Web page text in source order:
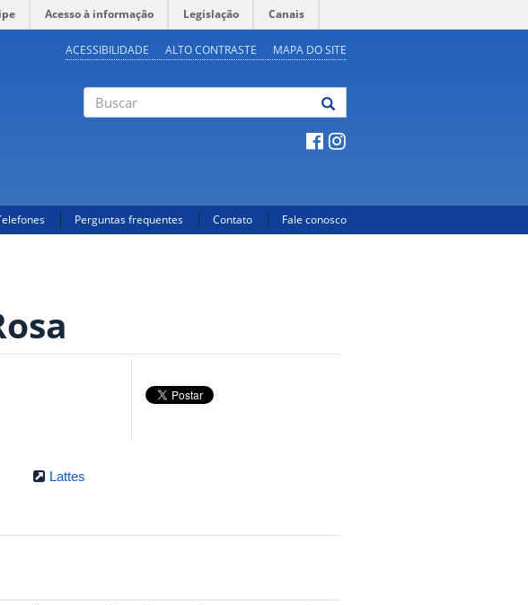
Acesso à informação Legislação Canais
ACESSIBILIDADE ALTO CONTRASTE MAPA DO SITE
Perguntas frequentes Contato Fale conosco
Lattes